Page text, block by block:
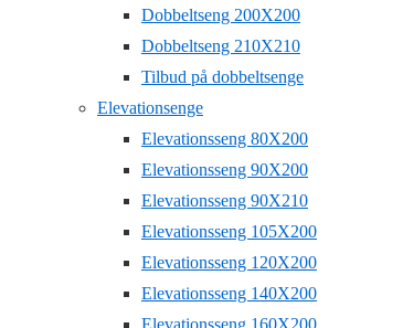
Dobbeltseng 200X200
Dobbeltseng 210X210
Tilbud på dobbeltsenge
Elevationsenge
Elevationsseng 80X200
Elevationsseng 90X200
Elevationsseng 90X210
Elevationsseng 105X200
Elevationsseng 120X200
Elevationsseng 140X200
Elevationsseng 160X200